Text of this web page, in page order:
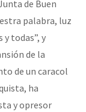
de Buen
palabra, luz
todas”, y
de la
de un caracol
ha
y opresor